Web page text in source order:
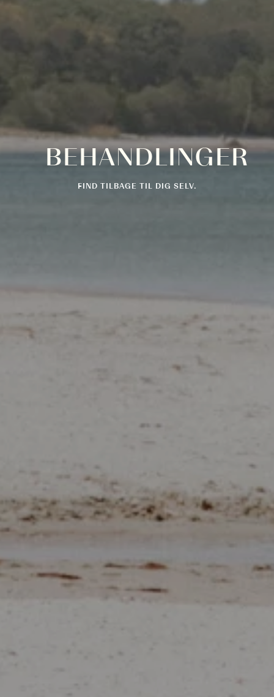
BEHANDLINGER
FIND TILBAGE TIL DIG SELV.